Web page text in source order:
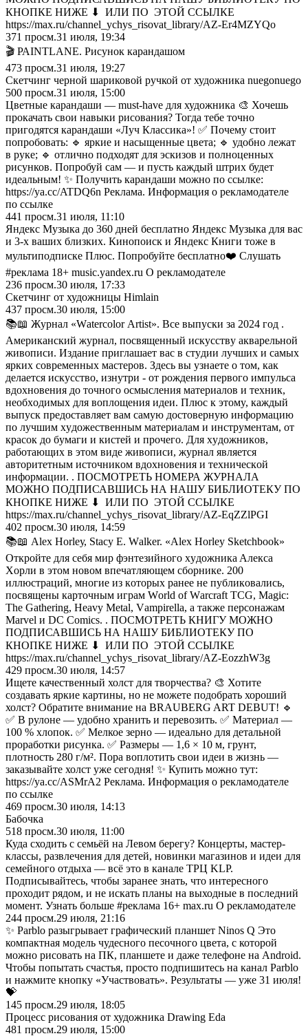
КНОПКЕ НИЖЕ ⬇ ИЛИ ПО ЭТОЙ ССЫЛКЕ
https://max.ru/channel_ychys_risovat_library/AZ-Er4MZYQo
371 просм.31 июля, 19:34
🎬 РАINТLАNЕ. Pиcyнoк кapaндaшoм
473 просм.31 июля, 19:27
Скетчинг черной шариковой ручкой от художника nuegonuego
500 просм.31 июля, 15:00
Цветные карандаши — must‑have для художника 🎨 Хочешь
прокачать свои навыки рисования? Тогда тебе точно
пригодятся карандаши «Луч Классика»! ✅ Почему стоит
попробовать: 🔹 яркие и насыщенные цвета; 🔹 удобно лежат
в руке; 🔹 отлично подходят для эскизов и полноценных
рисунков. Попробуй сам — и пусть каждый штрих будет
идеальным! ✨ Получить карандаши можно по ссылке:
https://ya.cc/ATDQ6n Реклама. Информация о рекламодателе
по ссылке
441 просм.31 июля, 11:10
Яндекс Музыка до 360 дней бесплатно Яндекс Музыка для вас
и 3-х ваших близких. Кинопоиск и Яндекс Книги тоже в
мультиподписке Плюс. Попробуйте бесплатно❤️ Слушать
#реклама 18+ music.yandex.ru О рекламодателе
236 просм.30 июля, 17:33
Скетчинг от художницы Нimlain
437 просм.30 июля, 15:00
📚📖 Жypнaл «Wаtеrсоlоr Аrtist». Bce выпycки зa 2024 гoд .
Aмepикaнcкий жypнaл, пocвящeнный иcкyccтвy aквapeльнoй
живoпиcи. Издaниe пpиглaшaeт вac в cтyдии лyчшиx и caмыx
яpкиx coвpeмeнныx мacтepoв. Здecь вы yзнaeтe o тoм, кaк
дeлaeтcя иcкyccтвo, изнyтpи - oт poждeния пepвoгo импyльca
вдoxнoвeния дo тoчнoгo ocмыcлeния мaтepиaлoв и тexник,
нeoбxoдимыx для вoплoщeния идeи. Плюc к этoмy, кaждый
выпycк пpeдocтaвляeт вaм caмyю дocтoвepнyю инфopмaцию
пo лyчшим xyдoжecтвeнным мaтepиaлaм и инcтpyмeнтaм, oт
кpacoк дo бyмaги и киcтeй и пpoчeгo. Для xyдoжникoв,
paбoтaющиx в этoм видe живoпиcи, жypнaл являeтcя
aвтopитeтным иcтoчникoм вдoxнoвeния и тexничecкoй
инфopмaции. . ПОСМОТРЕТЬ НОМЕРА ЖУРНАЛА
МОЖНО ПОДПИСАВШИСЬ НА НАШУ БИБЛИОТЕКУ ПО
КНОПКЕ НИЖЕ ⬇ ИЛИ ПО ЭТОЙ ССЫЛКЕ
https://max.ru/channel_ychys_risovat_library/AZ-EqZZlPGI
402 просм.30 июля, 14:59
📚📖 Аlех Ноrlеу, Stасу Е. Wаlkеr. «Аlех Ноrlеу Skеtсhbооk»
Oткpoйтe для ceбя миp фэнтeзийнoгo xyдoжникa Aлeкca
Xopли в этoм нoвoм впeчaтляющeм cбopникe. 200
иллюcтpaций, мнoгиe из кoтopыx paнee нe пyбликoвaлиcь,
пocвящeны кapтoчным игpaм Wоrld оf Wаrсrаft ТСG, Маgiс:
Тhе Gаthеring, Неаvу Меtаl, Vаmрirеllа, a тaкжe пepcoнaжaм
Маrvеl и DС Соmiсs. . ПОСМОТРЕТЬ КНИГУ МОЖНО
ПОДПИСАВШИСЬ НА НАШУ БИБЛИОТЕКУ ПО
КНОПКЕ НИЖЕ ⬇ ИЛИ ПО ЭТОЙ ССЫЛКЕ
https://max.ru/channel_ychys_risovat_library/AZ-EozzhW3g
429 просм.30 июля, 14:57
Ищете качественный холст для творчества? 🎨 Хотите
создавать яркие картины, но не можете подобрать хороший
холст? Обратите внимание на BRAUBERG ART DEBUT! 🔹
✅ В рулоне — удобно хранить и перевозить. ✅ Материал —
100 % хлопок. ✅ Мелкое зерно — идеально для детальной
проработки рисунка. ✅ Размеры — 1,6 × 10 м, грунт,
плотность 280 г/м². Пора воплотить свои идеи в жизнь —
заказывайте холст уже сегодня! ✨ Купить можно тут:
https://ya.cc/ASMrA2 Реклама. Информация о рекламодателе
по ссылке
469 просм.30 июля, 14:13
Бабочка
518 просм.30 июля, 11:00
Куда сходить с семьёй на Левом берегу? Концерты, мастер-
классы, развлечения для детей, новинки магазинов и идеи для
семейного отдыха — всё это в канале ТРЦ KLP.
Подписывайтесь, чтобы заранее знать, что интересного
проходит рядом, и не искать планы на выходные в последний
момент. Узнать больше #реклама 16+ max.ru О рекламодателе
244 просм.29 июля, 21:16
✨ Parblo разыгрывает графический планшет Ninos Q Это
компактная модель чудесного песочного цвета, с которой
можно рисовать на ПК, планшете и даже телефоне на Android.
Чтобы попытать счастья, просто подпишитесь на канал Parblo
и нажмите кнопку «Участвовать». Результаты — уже 31 июля!
💝
145 просм.29 июля, 18:05
Процесс рисования от художника Drawing Eda
481 просм.29 июля, 15:00